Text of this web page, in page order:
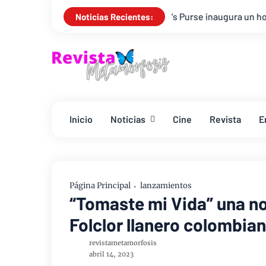
Noticias Recientes:
Samaritan’s Purse inaugura un hospital móvil en La
Inicio Noticias Cine Revista
Página Principal lanzamientos
“Tomaste mi Vida” una
Folclor llanero
revistametamorfosis
abril 14, 2023